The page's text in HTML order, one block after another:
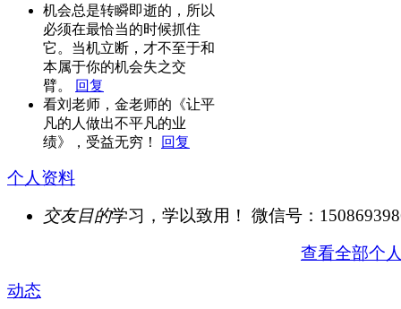
机会总是转瞬即逝的，所以
必须在最恰当的时候抓住
它。当机立断，才不至于和
本属于你的机会失之交
臂。
回复
看刘老师，金老师的《让平
凡的人做出不平凡的业
绩》，受益无穷！
回复
个人资料
交友目的学习，学以致用！ 微信号：
查看全部个
动态